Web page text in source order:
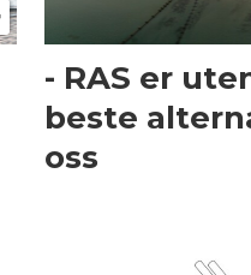
- RAS er
beste
oss